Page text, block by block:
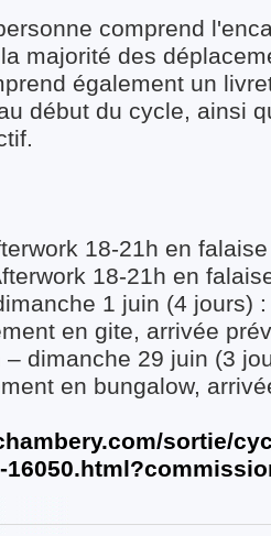
comprend
majorité des
également un
début du cycle, ainsi
18-21h en
18-21h en
1 juin (4 jours)
en gite, arrivée
– dimanche 29 juin (3
en bungalow,
sortie/